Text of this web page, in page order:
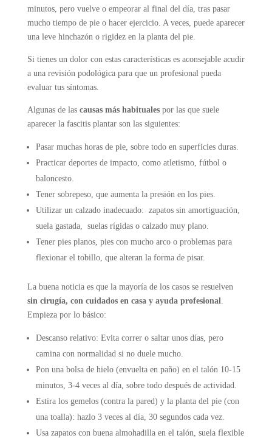
minutos, pero vuelve o empeorar al final del día, tras pasar
mucho tiempo de pie o hacer ejercicio. A veces, puede aparecer
una leve hinchazón o rigidez en la planta del pie.
Si tienes un dolor con estas características es aconsejable acudir
a una revisión podológica para que un profesional pueda
evaluar tus síntomas.
Algunas de las causas más habitualespor las que suele
aparecer la fascitis plantar son las siguientes:
Pasar muchas horas de pie, sobre todo en superficies duras.
Practicar deportes de impacto, como atletismo, fútbol o
baloncesto.
Tener sobrepeso, que aumenta la presión en los pies.
Utilizar un calzado inadecuado: zapatos sin amortiguación,
suela gastada, suelas rígidas o calzado muy plano.
Tener pies planos, pies con mucho arco o problemas para
flexionar el tobillo, que alteran la forma de pisar.
La buena noticia es que la mayoría de los casos se resuelven
sin cirugía, con cuidados en casa y ayuda profesional.
Empieza por lo básico:
Descanso relativo: Evita correr o saltar unos días, pero
camina con normalidad si no duele mucho.
Pon una bolsa de hielo (envuelta en paño) en el talón 10-15
minutos, 3-4 veces al día, sobre todo después de actividad.
Estira los gemelos (contra la pared) y la planta del pie (con
una toalla): hazlo 3 veces al día, 30 segundos cada vez.
Usa zapatos con buena almohadilla en el talón, suela flexible